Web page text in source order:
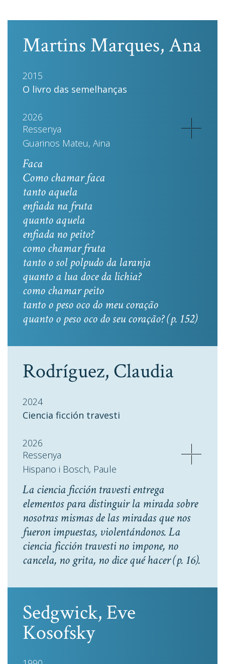
Martins Marques, Ana
2015
O livro das semelhanças
2026
Ressenya
Guarinos Mateu, Aina
Faca
Como chamar faca
tanto aquela
enfiada na fruta
quanto aquela
enfiada no peito?
como chamar fruta
tanto o sol polpudo da laranja
quanto a lua doce da lichia?
como chamar peito
tanto o peso oco do meu coração
quanto o peso oco do seu coração? (p. 152)
Rodríguez, Claudia
2024
Ciencia ficción travesti
2026
Ressenya
Hispano i Bosch, Paule
La ciencia ficción travesti entrega
elementos para distinguir la mirada sobre
nosotras mismas de las miradas que nos
fueron impuestas, violentándonos. La
ciencia ficción travesti no impone, no
cancela, no grita, no dice qué hacer(p. 16).
Sedgwick, Eve
Kosofsky